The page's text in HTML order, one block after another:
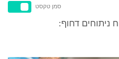
סמן טקסט
ניתוחים דחוף: